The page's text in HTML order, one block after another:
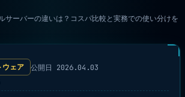
サーバーの違いは？コスパ比較と実務での使い分けを
ウェア
公開日 2026.04.03